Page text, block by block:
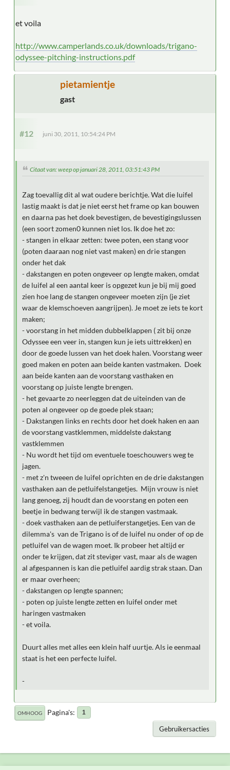
et voila
http://www.camperlands.co.uk/downloads/trigano-
odyssee-pitching-instructions.pdf
pietamientje
gast
#12 juni 30, 2011, 10:54:24 PM
Citaat van: weep op januari 28, 2011, 03:51:43 PM
Zag toevallig dit al wat oudere berichtje. Wat die luifel
lastig maakt is dat je niet eerst het frame op kan bouwen
en daarna pas het doek bevestigen, de bevestigingslussen
(een soort zomen0 kunnen niet los. Ik doe het zo:
- stangen in elkaar zetten: twee poten, een stang voor
(poten daaraan nog niet vast maken) en drie stangen
onder het dak
- dakstangen en poten ongeveer op lengte maken, omdat
de luifel al een aantal keer is opgezet kun je bij mij goed
zien hoe lang de stangen ongeveer moeten zijn (je ziet
waar de klemschoeven aangrijpen). Je moet ze iets te kort
maken;
- voorstang in het midden dubbelklappen ( zit bij onze
Odyssee een veer in, stangen kun je iets uittrekken) en
door de goede lussen van het doek halen. Voorstang weer
goed maken en poten aan beide kanten vastmaken. Doek
aan beide kanten aan de voorstang vasthaken en
voorstang op juiste lengte brengen.
- het gevaarte zo neerleggen dat de uiteinden van de
poten al ongeveer op de goede plek staan;
- Dakstangen links en rechts door het doek haken en aan
de voorstang vastklemmen, middelste dakstang
vastklemmen
- Nu wordt het tijd om eventuele toeschouwers weg te
jagen.
- met z'n tweeen de luifel oprichten en de drie dakstangen
vasthaken aan de petluifelstangetjes. Mijn vrouw is niet
lang genoeg, zij houdt dan de voorstang en poten een
beetje in bedwang terwijl ik de stangen vastmaak.
- doek vasthaken aan de petluiferstangetjes. Een van de
dilemma's van de Trigano is of de luifel nu onder of op de
petluifel van de wagen moet. Ik probeer het altijd er
onder te krijgen, dat zit steviger vast, maar als de wagen
al afgespannen is kan die petluifel aardig strak staan. Dan
er maar overheen;
- dakstangen op lengte spannen;
- poten op juiste lengte zetten en luifel onder met
haringen vastmaken
- et voila.
Duurt alles met alles een klein half uurtje. Als ie eenmaal
staat is het een perfecte luifel.
-
OMHOOG Pagina's 1
Gebruikersacties